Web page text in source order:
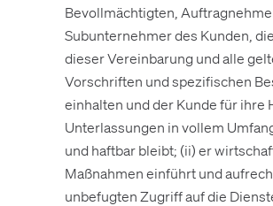
Bevollmächtigten,
Subunternehmer des Kunden,
dieser Vereinbarung und alle
Vorschriften und spezifischen
einhalten und der Kunde für ihre
Unterlassungen in vollem
und haftbar bleibt; (ii) er
Maßnahmen einführt und
unbefugten Zugriff auf die